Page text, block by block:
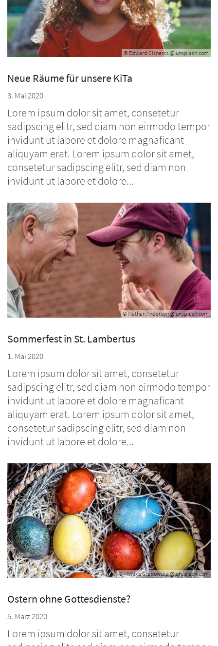
© Edward Cisneros @ unsplash.com
Neue Räume für unsere KiTa
3. Mai 2020
Lorem ipsum dolor sit amet, consetetur
sadipscing elitr, sed diam non eirmodo tempor
invidunt ut labore et dolore magnaficant
aliquyam erat. Lorem ipsum dolor sit amet,
consetetur sadipscing elitr, sed diam non
invidunt ut labore et dolore...
© Nathan Anderson @ unsplash.com
Sommerfest in St. Lambertus
1. Mai 2020
Lorem ipsum dolor sit amet, consetetur
sadipscing elitr, sed diam non eirmodo tempor
invidunt ut labore et dolore magnaficant
aliquyam erat. Lorem ipsum dolor sit amet,
consetetur sadipscing elitr, sed diam non
invidunt ut labore et dolore...
© Monika Grabowska @ unsplash.com
Ostern ohne Gottesdienste?
5. März 2020
Lorem ipsum dolor sit amet, consetetur